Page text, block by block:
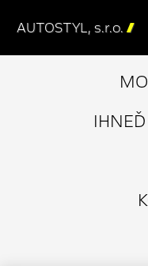
AUTOSTYL, s.r.o. 